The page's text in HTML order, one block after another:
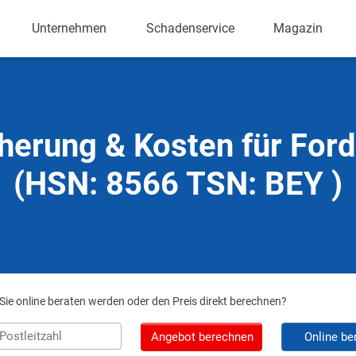
Unternehmen Schadenservice Magazin
& Kosten für
(HSN: 8566 TSN: BEY )
online beraten werden oder den Preis direkt berechnen?
Angebot berechnen Online